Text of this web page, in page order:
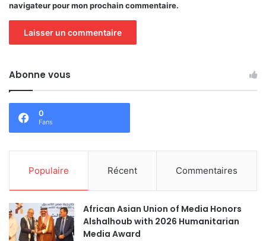
navigateur pour mon prochain commentaire.
Abonne vous
0
Fans
Populaire Récent Commentaires
African Asian Union of Media Honors
Alshalhoub with 2026 Humanitarian
Media Award